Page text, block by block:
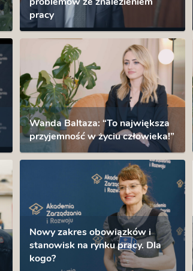
pracy
Wanda Baltaza: “To największa
przyjemność w życiu człowieka!”
Nowy zakres obowiązków i
stanowisk na rynku pracy. Dla
kogo?